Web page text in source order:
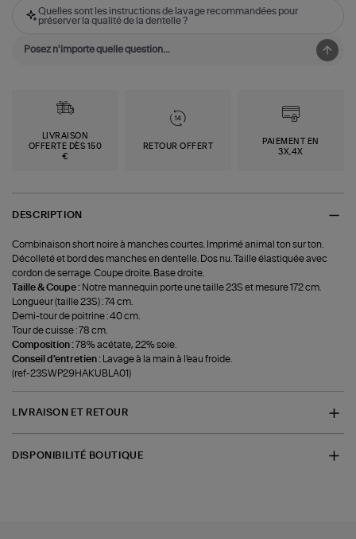
Quelles sont les instructions de lavage recommandées pour
préserver la qualité de la dentelle ?
LIVRAISON
OFFERTE DÈS 150
€
RETOUR OFFERT
PAIEMENT EN
3X,4X
DESCRIPTION
Combinaison short noire à manches courtes. Imprimé animal ton sur ton.
Décolleté et bord des manches en dentelle. Dos nu. Taille élastiquée avec
cordon de serrage. Coupe droite. Base droite.
Taille & Coupe : Notre mannequin porte une taille 23S et mesure 172 cm.
Longueur (taille 23S) : 74 cm.
Demi-tour de poitrine : 40 cm.
Tour de cuisse : 78 cm.
Composition :78% acétate, 22% soie.
Conseil d'entretien :
Lavage à la main à l'eau froide.
(ref-23SWP29HAKUBLA01)
LIVRAISON ET RETOUR
DISPONIBILITÉ BOUTIQUE